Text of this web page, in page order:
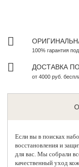
100% гарантия
ДОСТАВКА
от 4000 руб.
Если вы в поисках
восстановления и
для вас. Мы собрали
качественный уход